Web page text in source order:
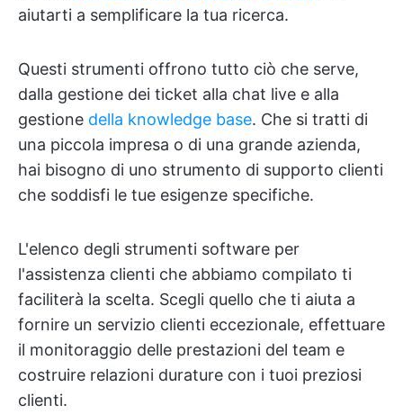
aiutarti a semplificare la tua ricerca.
Questi strumenti offrono tutto ciò che serve,
dalla gestione dei ticket alla chat live e alla
gestione della knowledge base. Che si tratti di
una piccola impresa o di una grande azienda,
hai bisogno di uno strumento di supporto clienti
che soddisfi le tue esigenze specifiche.
L'elenco degli strumenti software per
l'assistenza clienti che abbiamo compilato ti
faciliterà la scelta. Scegli quello che ti aiuta a
fornire un servizio clienti eccezionale, effettuare
il monitoraggio delle prestazioni del team e
costruire relazioni durature con i tuoi preziosi
clienti.